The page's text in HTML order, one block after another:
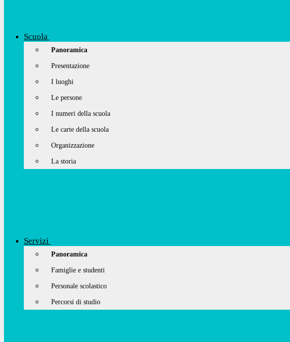
Scuola
Panoramica
Presentazione
I luoghi
Le persone
I numeri della scuola
Le carte della scuola
Organizzazione
La storia
Servizi
Panoramica
Famiglie e studenti
Personale scolastico
Percorsi di studio